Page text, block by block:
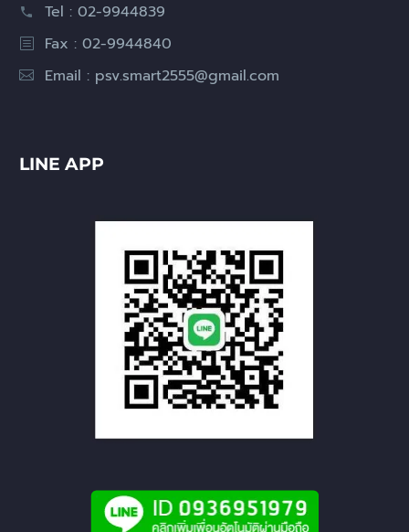
Tel : 02-9944839
Fax : 02-9944840
Email : psv.smart2555@gmail.com
LINE APP